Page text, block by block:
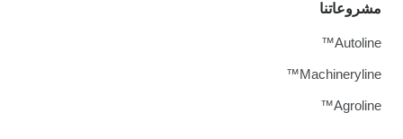
مشروعاتنا
Autoline™
Machineryline™
Agroline™